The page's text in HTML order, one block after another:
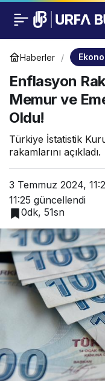
Haberler
Enflasyon
Memur ve
Oldu!
Türkiye İstatistik
rakamlarını açıkladı.
3 Temmuz 2024,
11:25 güncellendi
0dk, 51sn
Enflasyon
Açıklandı:
Emeklinin Zam
Belli Oldu!